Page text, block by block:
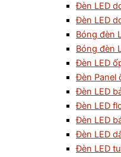
Đèn LED
Đèn LED
Bóng đèn
Bóng đèn
Đèn LED
Đèn Panel
Đèn LED
Đèn LED
Đèn LED
Đèn LED
Đèn LED